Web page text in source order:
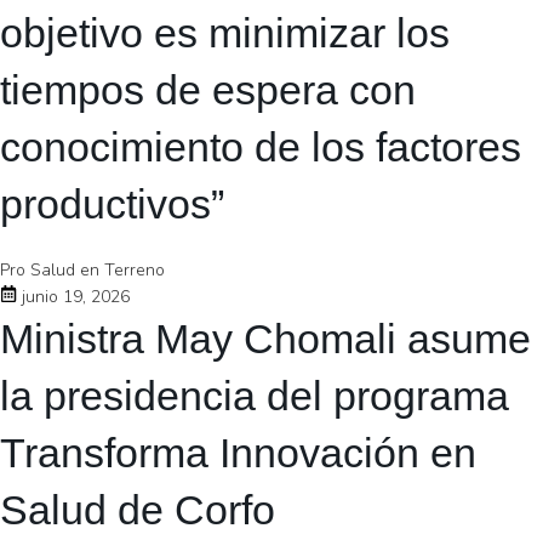
objetivo es minimizar los
tiempos de espera con
conocimiento de los factores
productivos”
Pro Salud en Terreno
junio 19, 2026
Ministra May Chomali asume
la presidencia del programa
Transforma Innovación en
Salud de Corfo